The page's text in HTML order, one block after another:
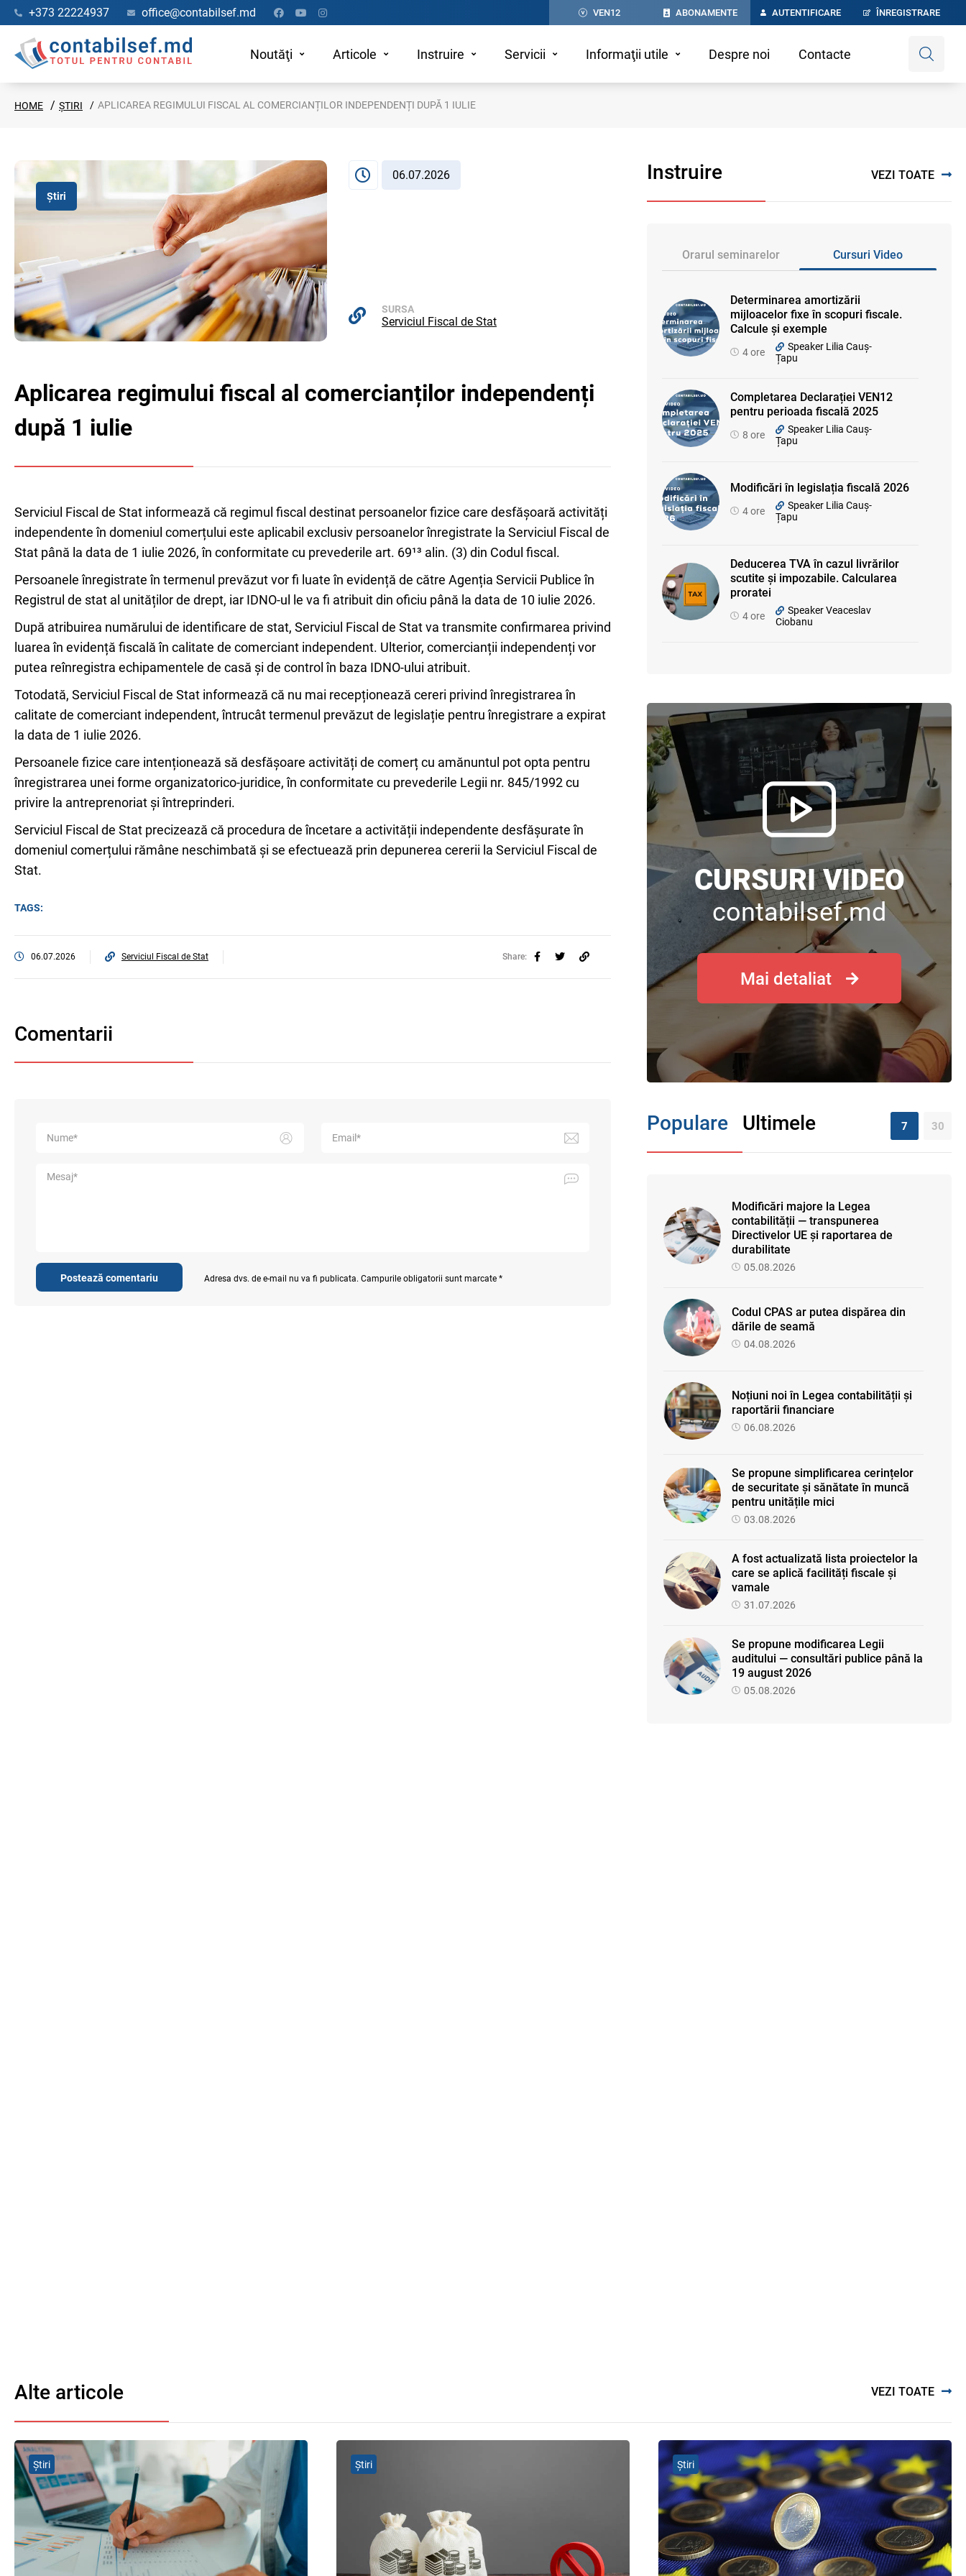
+373 22224937 office@contabilsef.md VEN12 ABONAMENTE AUTENTIFICARE ÎNREGISTRARE
Noutăţi Articole Instruire Servicii Informaţii utile Despre noi Contacte
HOME ȘTIRI APLICAREA REGIMULUI FISCAL AL COMERCIANȚILOR INDEPENDENȚI DUPĂ 1 IULIE
Știri
06.07.2026
SURSA
Serviciul Fiscal de Stat
Aplicarea regimului fiscal al comercianților independenți
după 1 iulie
Serviciul Fiscal de Stat informează că regimul fiscal destinat persoanelor fizice care desfășoară activități
independente în domeniul comerțului este aplicabil exclusiv persoanelor înregistrate la Serviciul Fiscal de
Stat până la data de 1 iulie 2026, în conformitate cu prevederile art. 69¹³ alin. (3) din Codul fiscal.
Persoanele înregistrate în termenul prevăzut vor fi luate în evidență de către Agenția Servicii Publice în
Registrul de stat al unităților de drept, iar IDNO-ul le va fi atribuit din oficiu până la data de 10 iulie 2026.
După atribuirea numărului de identificare de stat, Serviciul Fiscal de Stat va transmite confirmarea privind
luarea în evidență fiscală în calitate de comerciant independent. Ulterior, comercianții independenți vor
putea reînregistra echipamentele de casă și de control în baza IDNO-ului atribuit.
Totodată, Serviciul Fiscal de Stat informează că nu mai recepționează cereri privind înregistrarea în
calitate de comerciant independent, întrucât termenul prevăzut de legislație pentru înregistrare a expirat
la data de 1 iulie 2026.
Persoanele fizice care intenționează să desfășoare activități de comerț cu amănuntul pot opta pentru
înregistrarea unei forme organizatorico-juridice, în conformitate cu prevederile Legii nr. 845/1992 cu
privire la antreprenoriat și întreprinderi.
Serviciul Fiscal de Stat precizează că procedura de încetare a activității independente desfășurate în
domeniul comerțului rămâne neschimbată și se efectuează prin depunerea cererii la Serviciul Fiscal de
Stat.
TAGS:
06.07.2026 Serviciul Fiscal de Stat Share:
Comentarii
Postează comentariu Adresa dvs. de e-mail nu va fi publicata. Campurile obligatorii sunt marcate *
Instruire VEZI TOATE
Orarul seminarelor Cursuri Video
Determinarea amortizării
mijloacelor fixe în scopuri fiscale.
Calcule și exemple
4 ore
Speaker Lilia Cauș-
Țapu
Completarea Declarației VEN12
pentru perioada fiscală 2025
8 ore
Speaker Lilia Cauș-
Țapu
Modificări în legislația fiscală 2026
4 ore
Speaker Lilia Cauș-
Țapu
Deducerea TVA în cazul livrărilor
scutite și impozabile. Calcularea
proratei
4 ore
Speaker Veaceslav
Ciobanu
CURSURI VIDEO
contabilsef.md
Mai detaliat
Populare Ultimele 7 30
Modificări majore la Legea
contabilității — transpunerea
Directivelor UE și raportarea de
durabilitate
05.08.2026
Codul CPAS ar putea dispărea din
dările de seamă
04.08.2026
Noțiuni noi în Legea contabilității și
raportării financiare
06.08.2026
Se propune simplificarea cerințelor
de securitate și sănătate în muncă
pentru unitățile mici
03.08.2026
A fost actualizată lista proiectelor la
care se aplică facilități fiscale și
vamale
31.07.2026
Se propune modificarea Legii
auditului — consultări publice până la
19 august 2026
05.08.2026
Bunurile și banii confiscați vor fi
interes public
06.08.2026 Guvernul RM
Efectele trecerii la euro ca monedă
de referință
06.08.2026 BNM
Alte articole VEZI TOATE
Știri Știri Știri